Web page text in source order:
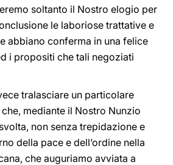
soltanto il Nostro elogio per
le laboriose trattative e
abbiano conferma in una felice
i propositi che tali negoziati
tralasciare un particolare
mediante il Nostro Nunzio
non senza trepidazione e
della pace e dell’ordine nella
che auguriamo avviata a